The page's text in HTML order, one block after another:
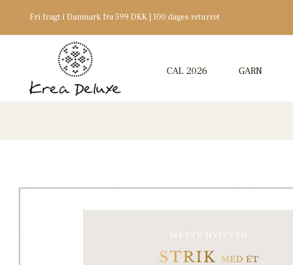
Fri fragt i Danmark fra 599 DKK | 100 dages returret
CAL 2026 GARN